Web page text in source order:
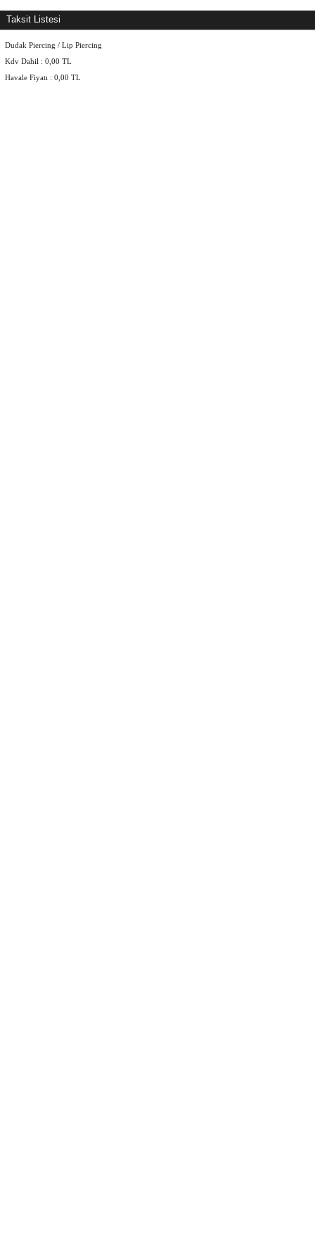
Taksit Listesi
Dudak Piercing / Lip Piercing
Kdv Dahil : 0,00 TL
Havale Fiyatı : 0,00 TL